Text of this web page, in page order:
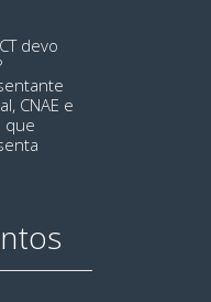
devo
CNAE e
que